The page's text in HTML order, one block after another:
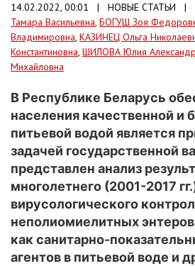
14.02.2022, 00:01 | НОВЫЕ СТАТЬИ |
Тамара Васильевна, БОГУШ Зоя
Владимировна, КАЗИНЕЦ Ольга
Константиновна, ШИЛОВА Юлия
Михайловна
В Республике Беларусь
населения качественной и
питьевой водой является
задачей государственной
представлен анализ
многолетнего (2001-2017
вирусологического
неполиомиелитных
как санитарно-
агентов в питьевой воде и